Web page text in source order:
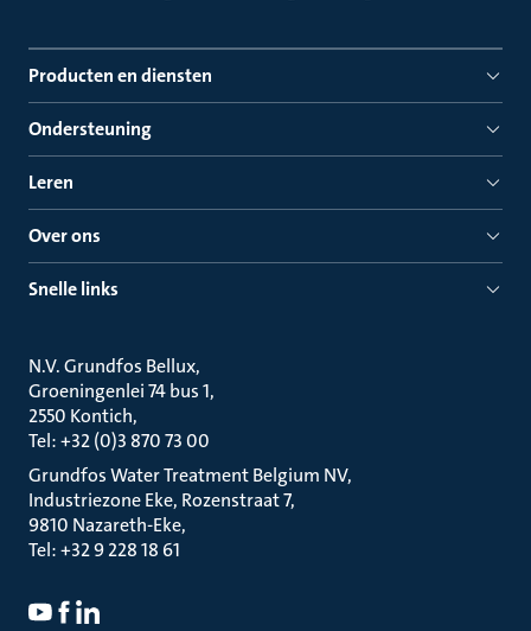
Producten en diensten
Ondersteuning
Leren
Over ons
Snelle links
N.V. Grundfos Bellux
Groeningenlei 74 bus 1
2550 Kontich
Tel: +32 (0)3 870 73 00
Grundfos Water Treatment Belgium NV
Industriezone Eke, Rozenstraat 7
9810 Nazareth-Eke
Tel: +32 9 228 18 61